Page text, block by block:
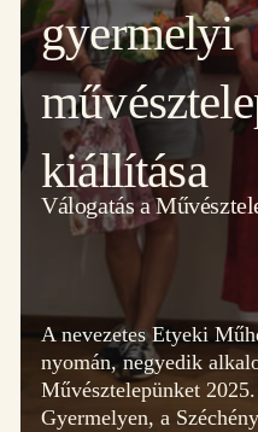
gyermelyi
kiállítása
Válogatás a
A nevezetes Etyeki
nyomán, negyedik
Művésztelepünket
Gyermelyen, a